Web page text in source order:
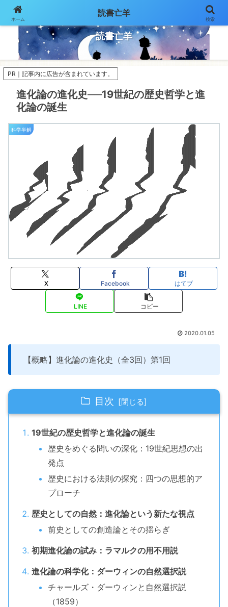
読書亡羊
PR｜記事内に広告が含まれています。
進化論の進化史──19世紀の歴史哲学と進
化論の誕生
科学半解
X Facebook はてブ
LINE コピー
2020.01.05
【概略】進化論の進化史（全3回）第1回
目次
19世紀の歴史哲学と進化論の誕生
歴史をめぐる問いの深化：19世紀思想の出
発点
歴史における法則の探究：四つの思想的ア
プローチ
歴史としての自然：進化論という新たな視点
前史としての創造論とその揺らぎ
初期進化論の試み：ラマルクの用不用説
進化論の科学化：ダーウィンの自然選択説
チャールズ・ダーウィンと自然選択説
（1859）
ホーム
読書亡羊
検索